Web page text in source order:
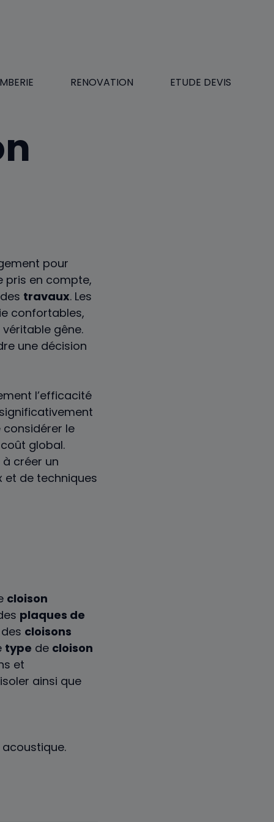
RENOVATION ETUDE DEVIS
pour
pris en compte,
travaux. Les
confortables,
gêne.
une décision
l’efficacité
le
global.
créer un
et de techniques
cloison
plaques de
cloisons
type de cloison
et
ainsi que